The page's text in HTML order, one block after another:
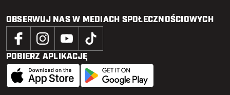
OBSERWUJ NAS W MEDIACH SPOŁECZNOŚCIOWYCH
POBIERZ APLIKACJĘ